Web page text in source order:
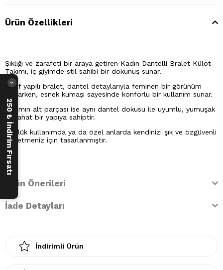
Ürün Özellikleri
Şıklığı ve zarafeti bir araya getiren Kadın Dantelli Bralet Külot
Takımı, iç giyimde stil sahibi bir dokunuş sunar.
Hafif yapılı bralet, dantel detaylarıyla feminen bir görünüm
sağlarken, esnek kumaşı sayesinde konforlu bir kullanım sunar.
Takımın alt parçası ise aynı dantel dokusu ile uyumlu, yumuşak
ve rahat bir yapıya sahiptir.
Günlük kullanımda ya da özel anlarda kendinizi şık ve özgüvenli
hissetmeniz için tasarlanmıştır.
Ürün Önerileri
İade Detayları
İndirimli Ürün
250 ₺ İndirim Fırsatı
›